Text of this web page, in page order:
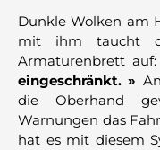
Dunkle Wolken am
mit ihm taucht
Armaturenbrett auf:
eingeschränkt. »
die Oberhand
Warnungen das
hat es mit diesem